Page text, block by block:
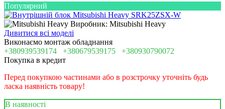
Популярний
Виробник: Mitsubishi Heavy
Дивитися всі моделі
Виконаємо монтаж обладнання
+380939539174 +380679539175 +380930790072
Покупка в кредит
Перед покупкою частинами або в розстрочку уточніть будь
ласка наявність товару!
В наявності